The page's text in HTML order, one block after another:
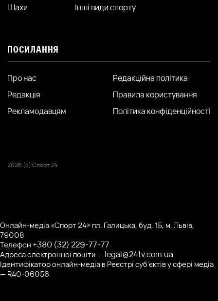
Шахи
Інші види спорту
ПОСИЛАННЯ
Про нас
Редакція
Рекламодавцям
Редакційна політика
Правила користування
Політика конфіденційності
2026 (с) Спорт 24
Онлайн-медіа «Спорт 24» пл. Галицька, буд. 15, м. Львів,
79008
Телефон +380 (32) 229-77-77
Адреса електронної пошти — legal@24tv.com.ua
Ідентифікатор онлайн-медіа в Реєстрі суб'єктів у сфері медіа
— R40-06056